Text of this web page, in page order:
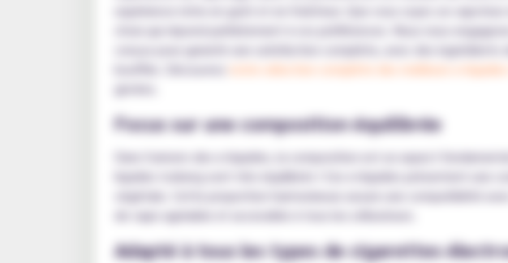
expérience riche en goût et en fraîcheur. Que vous soyez un
choix qui répond parfaitement à vos préférences. Nous nous
conçus pour garantir une satisfaction complète, avec des
Focus sur une composition équilibrée
Dans l'univers des e-liquides, la composition est un aspect
liquides Iceberg sont très équilibrés ! Ces e-liquides présentent
végétale. Cette proportion harmonieuse assure une compatibilité
de vape agréable et accessible à tous les utilisateurs.
Adapté à tous les types de cigarettes